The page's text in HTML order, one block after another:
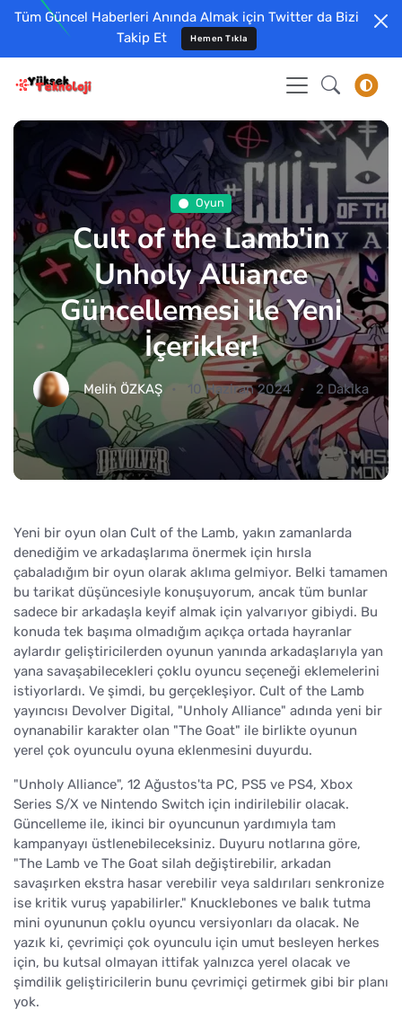
Tüm Güncel Haberleri Anında Almak için Twitter da Bizi
Takip Et
Hemen Tıkla
Oyun
Cult of the Lamb'in
Unholy Alliance
Güncellemesi ile Yeni
İçerikler!
Melih ÖZKAŞ 10 Haziran 2024 2 Dakika
Yeni bir oyun olan Cult of the Lamb, yakın zamanlarda
denediğim ve arkadaşlarıma önermek için hırsla
çabaladığım bir oyun olarak aklıma gelmiyor. Belki tamamen
bu tarikat düşüncesiyle konuşuyorum, ancak tüm bunlar
sadece bir arkadaşla keyif almak için yalvarıyor gibiydi. Bu
konuda tek başıma olmadığım açıkça ortada hayranlar
aylardır geliştiricilerden oyunun yanında arkadaşlarıyla yan
yana savaşabilecekleri çoklu oyuncu seçeneği eklemelerini
istiyorlardı. Ve şimdi, bu gerçekleşiyor. Cult of the Lamb
yayıncısı Devolver Digital, "Unholy Alliance" adında yeni bir
oynanabilir karakter olan "The Goat" ile birlikte oyunun
yerel çok oyunculu oyuna eklenmesini duyurdu.
"Unholy Alliance", 12 Ağustos'ta PC, PS5 ve PS4, Xbox
Series S/X ve Nintendo Switch için indirilebilir olacak.
Güncelleme ile, ikinci bir oyuncunun yardımıyla tam
kampanyayı üstlenebileceksiniz. Duyuru notlarına göre,
"The Lamb ve The Goat silah değiştirebilir, arkadan
savaşırken ekstra hasar verebilir veya saldırıları senkronize
ise kritik vuruş yapabilirler." Knucklebones ve balık tutma
mini oyununun çoklu oyuncu versiyonları da olacak. Ne
yazık ki, çevrimiçi çok oyunculu için umut besleyen herkes
için, bu kutsal olmayan ittifak yalnızca yerel olacak ve
şimdilik geliştiricilerin bunu çevrimiçi getirmek gibi bir planı
yok.